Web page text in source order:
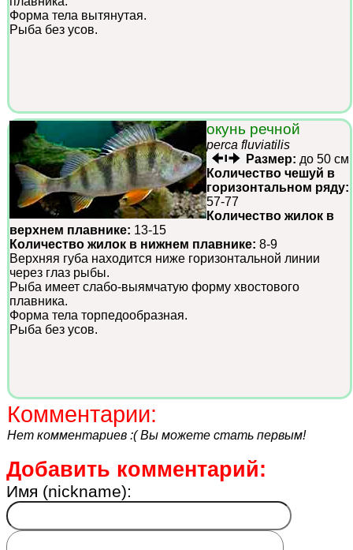
Форма тела вытянутая.
Рыба без усов.
окунь речной
perca fluviatilis
Размер: до 50 см
Количество чешуй в
горизонтальном ряду:
57-77
Количество жилок в
верхнем плавнике: 13-15
Количество жилок в нижнем плавнике: 8-9
Верхняя губа находится ниже горизонтальной линии
через глаз рыбы.
Рыба имеет слабо-выямчатую форму хвостового
плавника.
Форма тела торпедообразная.
Рыба без усов.
Комментарии:
Нет комментариев :( Вы можете стать первым!
Добавить комментарий:
Имя (nickname):